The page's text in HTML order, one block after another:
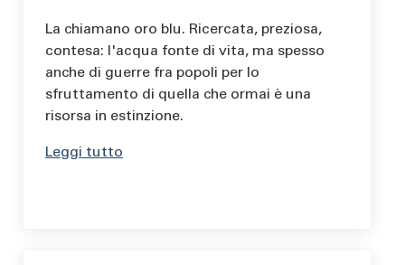
La chiamano oro blu. Ricercata, preziosa,
contesa: l'acqua fonte di vita, ma spesso
anche di guerre fra popoli per lo
sfruttamento di quella che ormai è una
risorsa in estinzione.
Leggi tutto